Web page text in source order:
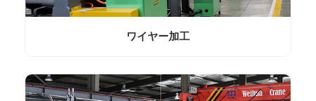
ワイヤー加工